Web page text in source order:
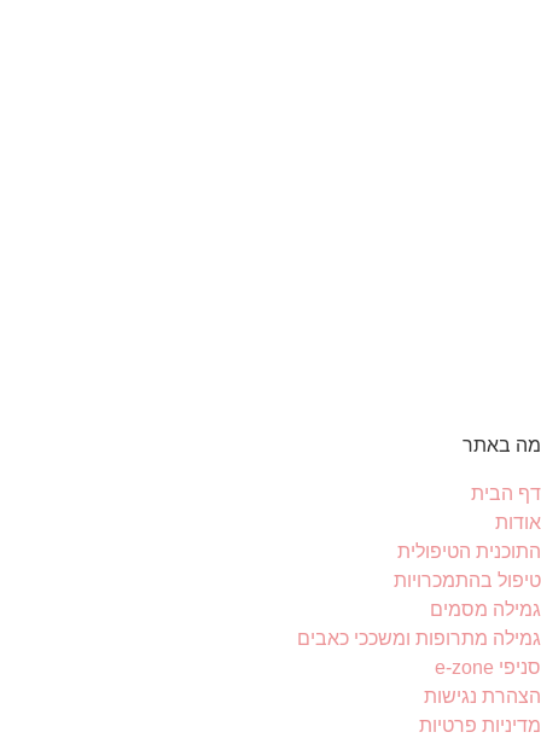
מה באתר
דף הבית
אודות
התוכנית הטיפולית
טיפול בהתמכרויות
גמילה מסמים
גמילה מתרופות ומשככי כאבים
סניפי e-zone
הצהרת נגישות
מדיניות פרטיות